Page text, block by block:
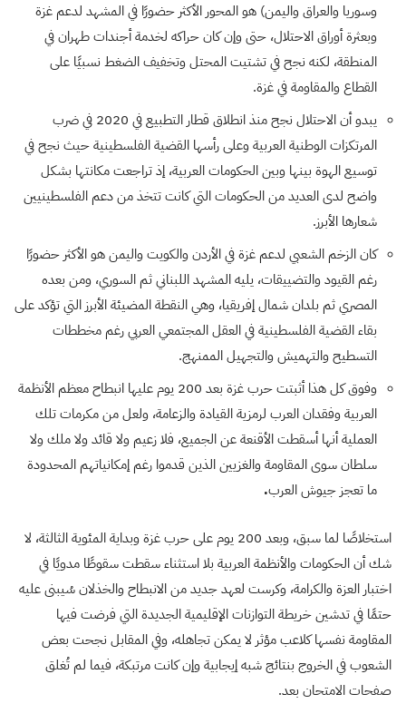
وسوريا والعراق واليمن) هو المحور الأكثر حضورًا في المشهد لدعم غزة
وبعثرة أوراق الاحتلال، حتى وإن كان حراكه لخدمة أجندات طهران في
المنطقة، لكنه نجح في تشتيت المحتل وتخفيف الضغط نسبيًا على
القطاع والمقاومة في غزة.
يبدو أن الاحتلال نجح منذ انطلاق قطار التطبيع في 2020 في ضرب
المرتكزات الوطنية العربية وعلى رأسها القضية الفلسطينية حيث نجح في
توسيع الهوة بينها وبين الحكومات العربية، إذ تراجعت مكانتها بشكل
واضح لدى العديد من الحكومات التي كانت تتخذ من دعم الفلسطينيين
شعارها الأبرز.
كان الزخم الشعبي لدعم غزة في الأردن والكويت واليمن هو الأكثر حضورًا
رغم القيود والتضييقات، يليه المشهد اللبناني ثم السوري، ومن بعده
المصري ثم بلدان شمال إفريقيا، وهي النقطة المضيئة الأبرز التي تؤكد على
بقاء القضية الفلسطينية في العقل المجتمعي العربي رغم مخططات
التسطيح والتهميش والتجهيل الممنهج.
وفوق كل هذا أثبتت حرب غزة بعد 200 يوم عليها انبطاح معظم الأنظمة
العربية وفقدان العرب لرمزية القيادة والزعامة، ولعل من مكرمات تلك
العملية أنها أسقطت الأقنعة عن الجميع، فلا زعيم ولا قائد ولا ملك ولا
سلطان سوى المقاومة والغزيين الذين قدموا رغم إمكانياتهم المحدودة
ما تعجز جيوش العرب.
استخلاصًا لما سبق، وبعد 200 يوم على حرب غزة وبداية المئوية الثالثة، لا
شك أن الحكومات والأنظمة العربية بلا استثناء سقطت سقوطًا مدويًا في
اختبار العزة والكرامة، وكرست لعهد جديد من الانبطاح والخذلان سُيبنى عليه
حتمًا في تدشين خريطة التوازنات الإقليمية الجديدة التي فرضت فيها
المقاومة نفسها كلاعب مؤثر لا يمكن تجاهله، وفي المقابل نجحت بعض
الشعوب في الخروج بنتائج شبه إيجابية وإن كانت مرتبكة، فيما لم تُغلق
صفحات الامتحان بعد.